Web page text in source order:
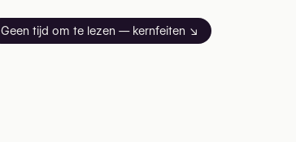
Geen tijd om te lezen — kernfeiten ↘